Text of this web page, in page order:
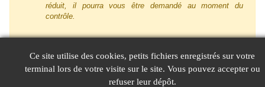
réduit, il pourra vous être demandé au moment du
contrôle.
Réserver
Ce site utilise des cookies, petits fichiers enregistrés sur votre
terminal lors de votre visite sur le site. Vous pouvez accepter ou
refuser leur dépôt.